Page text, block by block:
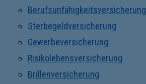
Berufsunfähigkeitsversicherung
Sterbegeldversicherung
Gewerbeversicherung
Risikolebensversicherung
Brillenversicherung